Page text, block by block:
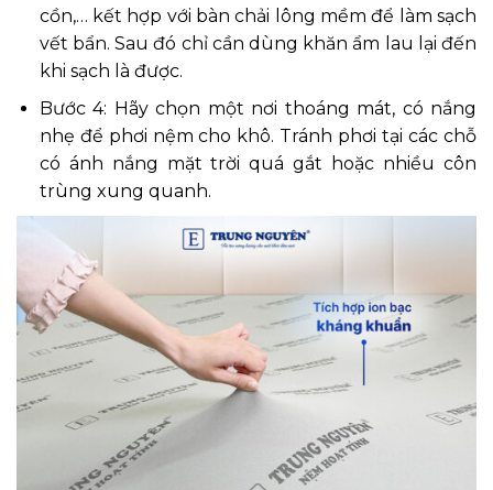
cồn,… kết hợp với bàn chải lông mềm để làm sạch
vết bẩn. Sau đó chỉ cần dùng khăn ẩm lau lại đến
khi sạch là được.
Bước 4: Hãy chọn một nơi thoáng mát, có nắng
nhẹ để phơi nệm cho khô. Tránh phơi tại các chỗ
có ánh nắng mặt trời quá gắt hoặc nhiều côn
trùng xung quanh.